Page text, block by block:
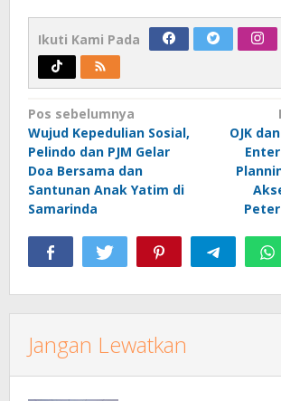
Ikuti Kami Pada
Navigasi
pos
Pos sebelumnya
Wujud Kepedulian Sosial,
Pelindo dan PJM Gelar
Doa Bersama dan
Santunan Anak Yatim di
Samarinda
OJK
Jangan Lewatkan